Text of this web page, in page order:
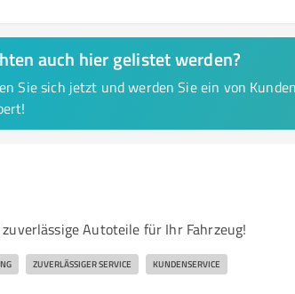
auch hier gelistet werden?
Sie sich jetzt und werden Sie ein von
zuverlässige Autoteile für Ihr Fahrzeug!
ZUVERLÄSSIGER SERVICE KUNDENSERVICE